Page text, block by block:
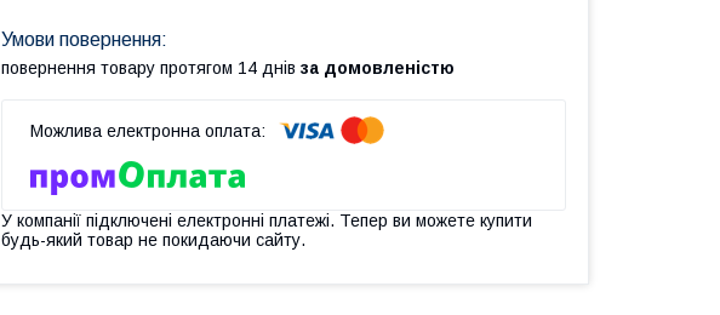
повернення товару протягом 14 днів за домовленістю
У компанії підключені електронні платежі. Тепер ви можете купити
будь-який товар не покидаючи сайту.